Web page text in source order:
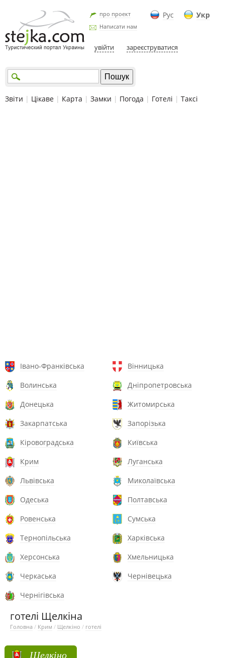
Рус Укр
про проект
Написати нам
увійти зареєструватися
Звіти | Цікаве | Карта | Замки | Погода | Готелі | Таксі
Івано-Франківська
Вінницька
Волинська
Дніпропетровська
Донецька
Житомирська
Закарпатська
Запорізька
Кіровоградська
Київська
Крим
Луганська
Львівська
Миколаївська
Одеська
Полтавська
Ровенська
Сумська
Тернопільська
Харківська
Херсонська
Хмельницька
Черкаська
Чернівецька
Чернігівська
готелі Щелкіна
Головна / Крим / Щелкіно / готелі
Щелкіно